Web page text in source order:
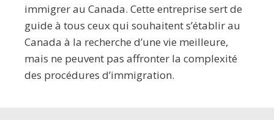
immigrer au Canada. Cette entreprise sert de
guide à tous ceux qui souhaitent s’établir au
Canada à la recherche d’une vie meilleure,
mais ne peuvent pas affronter la complexité
des procédures d’immigration.